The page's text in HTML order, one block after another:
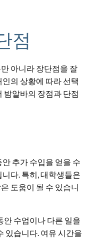
점
아니라 장단점을 잘
의 상황에 따라 선택
밤알바의 장점과 단점
추가 수입을 얻을 수
다. 특히, 대학생들은
도움이 될 수 있습니
안 수업이나 다른 일을
있습니다. 여유 시간을